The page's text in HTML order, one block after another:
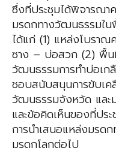
ซึ่งที่ประชุมได้พิจารณา
มรดกทางวัฒนธรรมใ
ได้แก่ (1) แหล่งโบรา
ซาง – บ่อสวก (2) พื้น
วัฒนธรรมการทำบ่อเก
ชอบสนับสนุนการขับเค
วัฒนธรรมจังหวัด และ
และข้อคิดเห็นของที่ปร
การนำเสนอแหล่งมรด
มรดกโลกต่อไป